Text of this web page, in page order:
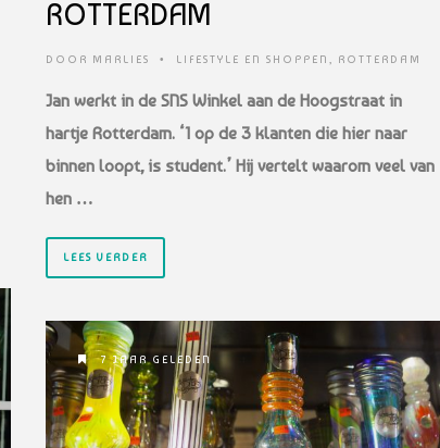
ROTTERDAM
DOOR MARLIES • LIFESTYLE EN SHOPPEN ROTTERDAM
Jan werkt in de SNS Winkel aan de Hoogstraat in
hartje Rotterdam. ‘1 op de 3 klanten die hier naar
binnen loopt, is student.’ Hij vertelt waarom veel van
hen …
LEES VERDER
7 JAAR GELEDEN